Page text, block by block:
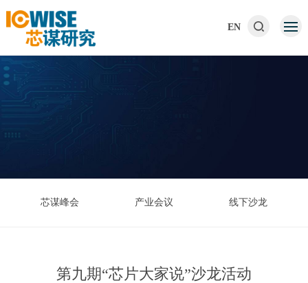
EN
芯谋峰会 产业会议 线下沙龙
第九期“芯片大家说”沙龙活动